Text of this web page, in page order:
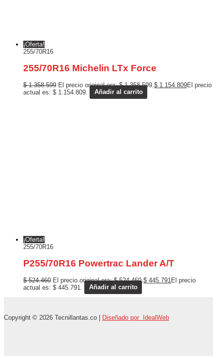
¡Oferta!
255/70R16
255/70R16 Michelin LTx Force
$1.358.599 El precio original era: $ 1.358.599. $ 1.154.809El precio
actual es: $ 1.154.809.
Añadir al carrito
¡Oferta!
255/70R16
P255/70R16 Powertrac Lander A/T
$524.460 El precio original era: $ 524.460. $ 445.791 El precio
actual es: $ 445.791.
Añadir al carrito
Copyright © 2026 Tecnillantas.co | Diseñado por IdealWeb